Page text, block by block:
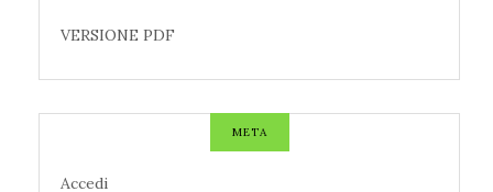
VERSIONE PDF
META
Accedi